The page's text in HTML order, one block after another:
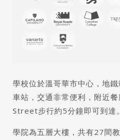
學校位於溫哥華市中心，地
車站，交通非常便利，附近
Street步行約5分鐘即可到達。
學院為五層大樓，共有27間